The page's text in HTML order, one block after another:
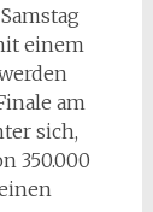
einem
am
sich,
350.000